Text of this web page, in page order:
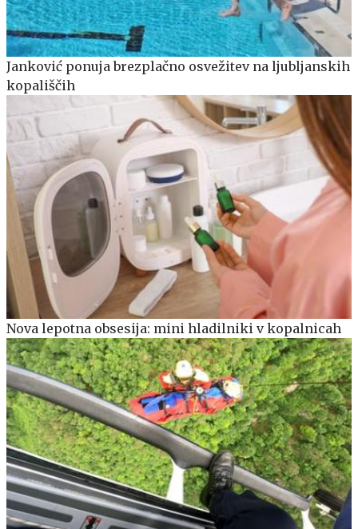
Janković ponuja brezplačno osvežitev na ljubljanskih
kopališčih
Nova lepotna obsesija: mini hladilniki v kopalnicah